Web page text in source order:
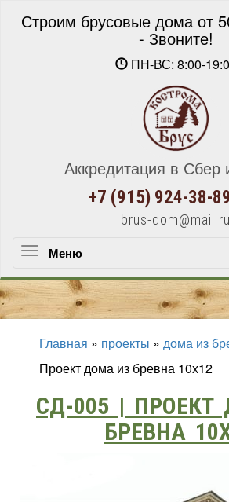
Строим брусовые дома от
- Звоните!
ПН-ВС: 8:00-
Аккредитация в
+7 (915) 924-38-
brus-dom@mail.ru
Меню
Главная » проекты » дома из
Проект дома из бревна 10х12
СД-005 |
БРЕВНА